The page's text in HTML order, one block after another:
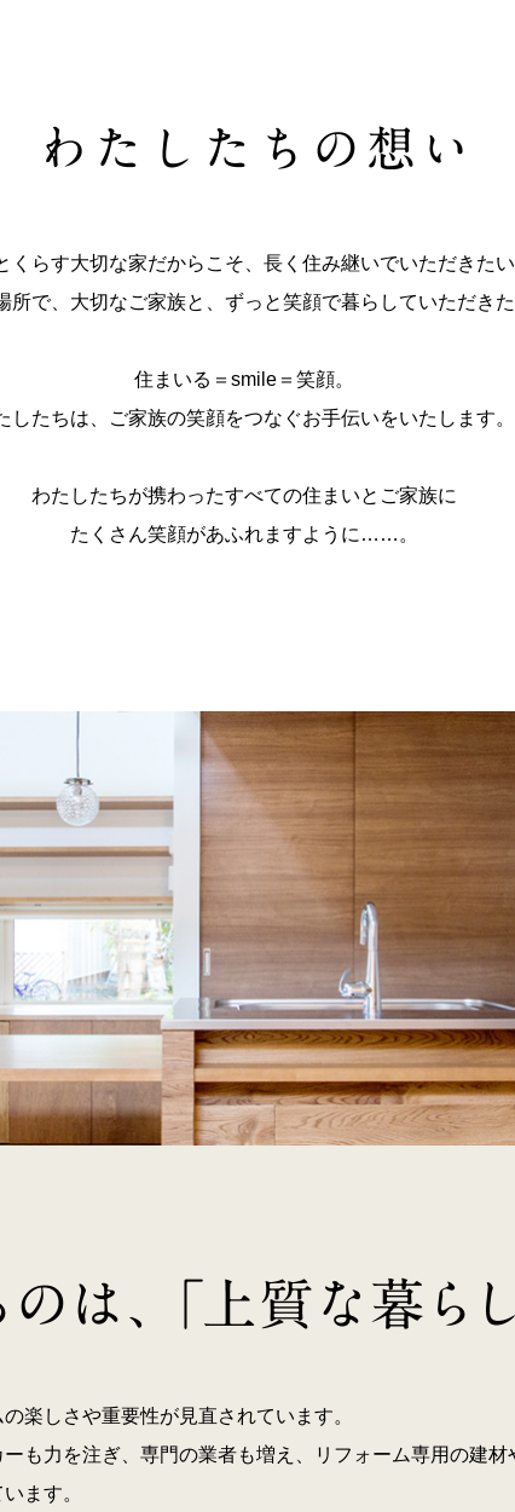
くらす大切な家だからこそ、長く住み継いでいただきた
所で、大切なご家族と、ずっと笑顔で暮らしていただき
住まいる＝smile＝笑顔。
したちは、ご家族の笑顔をつなぐお手伝いをいたします。
わたしたちが携わったすべての住まいとご家族に
たくさん笑顔があふれますように……。
楽しさや重要性が見直されています。
も力を注ぎ、専門の業者も増え、リフォーム専用の建材
ます。